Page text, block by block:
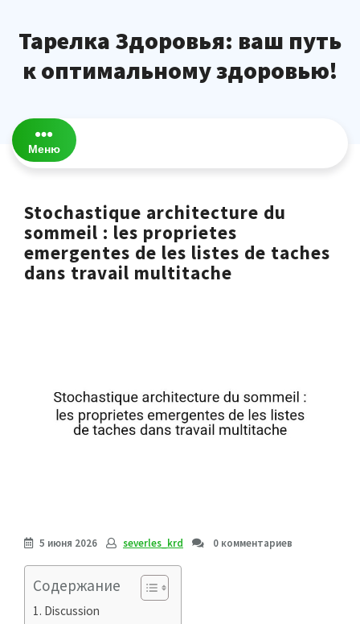
содержимому
Тарелка Здоровья: ваш путь
к оптимальному здоровью!
Меню
Stochastique architecture du
sommeil : les proprietes
emergentes de les listes de taches
dans travail multitache
5 июня 2026 severles_krd 0 комментариев
Содержание
Discussion